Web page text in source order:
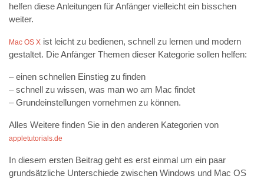
helfen diese Anleitungen für Anfänger vielleicht ein bisschen
weiter.
Mac OS X ist leicht zu bedienen, schnell zu lernen und modern
gestaltet. Die Anfänger Themen dieser Kategorie sollen helfen:
– einen schnellen Einstieg zu finden
– schnell zu wissen, was man wo am Mac findet
– Grundeinstellungen vornehmen zu können.
Alles Weitere finden Sie in den anderen Kategorien von
appletutorials.de
In diesem ersten Beitrag geht es erst einmal um ein paar
grundsätzliche Unterschiede zwischen Windows und Mac OS